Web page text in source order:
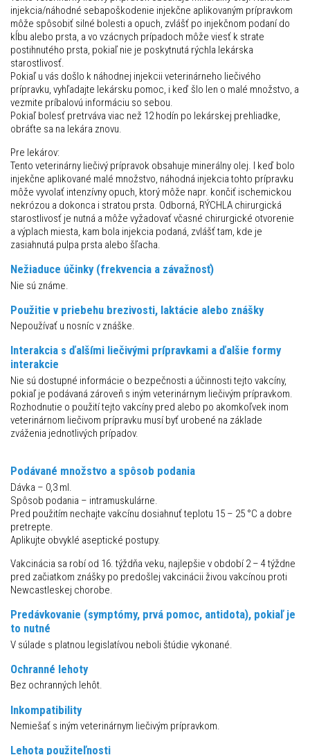
injekcia/náhodné sebapoškodenie injekčne aplikovaným prípravkom
môže spôsobiť silné bolesti a opuch, zvlášť po injekčnom podaní do
kĺbu alebo prsta, a vo vzácnych prípadoch môže viesť k strate
postihnutého prsta, pokiaľ nie je poskytnutá rýchla lekárska
starostlivosť.
Pokiaľ u vás došlo k náhodnej injekcii veterinárneho liečivého
prípravku, vyhľadajte lekársku pomoc, i keď šlo len o malé množstvo, a
vezmite príbalovú informáciu so sebou.
Pokiaľ bolesť pretrváva viac než 12 hodín po lekárskej prehliadke,
obráťte sa na lekára znovu.
Pre lekárov:
Tento veterinárny liečivý prípravok obsahuje minerálny olej. I keď bolo
injekčne aplikované malé množstvo, náhodná injekcia tohto prípravku
môže vyvolať intenzívny opuch, ktorý môže napr. končiť ischemickou
nekrózou a dokonca i stratou prsta. Odborná, RÝCHLA chirurgická
starostlivosť je nutná a môže vyžadovať včasné chirurgické otvorenie
a výplach miesta, kam bola injekcia podaná, zvlášť tam, kde je
zasiahnutá pulpa prsta alebo šľacha.
Nežiaduce účinky (frekvencia a závažnosť)
Nie sú známe.
Použitie v priebehu brezivosti, laktácie alebo znášky
Nepoužívať u nosníc v znáške.
Interakcia s ďalšími liečivými prípravkami a ďalšie formy
interakcie
Nie sú dostupné informácie o bezpečnosti a účinnosti tejto vakcíny,
pokiaľ je podávaná zároveň s iným veterinárnym liečivým prípravkom.
Rozhodnutie o použití tejto vakcíny pred alebo po akomkoľvek inom
veterinárnom liečivom prípravku musí byť urobené na základe
zváženia jednotlivých prípadov.
Podávané množstvo a spôsob podania
Dávka – 0,3 ml.
Spôsob podania – intramuskulárne.
Pred použitím nechajte vakcínu dosiahnuť teplotu 15 – 25 °C a dobre
pretrepte.
Aplikujte obvyklé aseptické postupy.
Vakcinácia sa robí od 16. týždňa veku, najlepšie v období 2 – 4 týždne
pred začiatkom znášky po predošlej vakcinácii živou vakcínou proti
Newcastleskej chorobe.
Predávkovanie (symptómy, prvá pomoc, antidota), pokiaľ je
to nutné
V súlade s platnou legislatívou neboli štúdie vykonané.
Ochranné lehoty
Bez ochranných lehôt.
Inkompatibility
Nemiešať s iným veterinárnym liečivým prípravkom.
Lehota použiteľnosti